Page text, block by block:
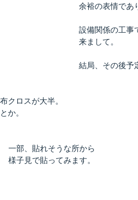
余裕の表情であ
設備関係の工事
来まして。
結局、その後予
クロスが大半。
か。
一部、貼れそうな所から
様子見で貼ってみます。